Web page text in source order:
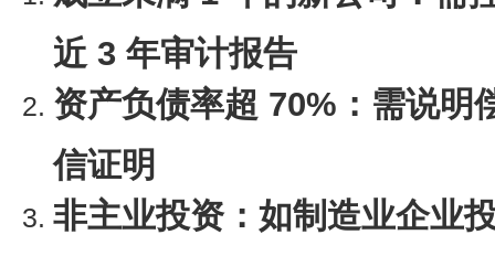
近 3 年审计报告
资产负债率超 70%：需说明
信证明
非主业投资：如制造业企业